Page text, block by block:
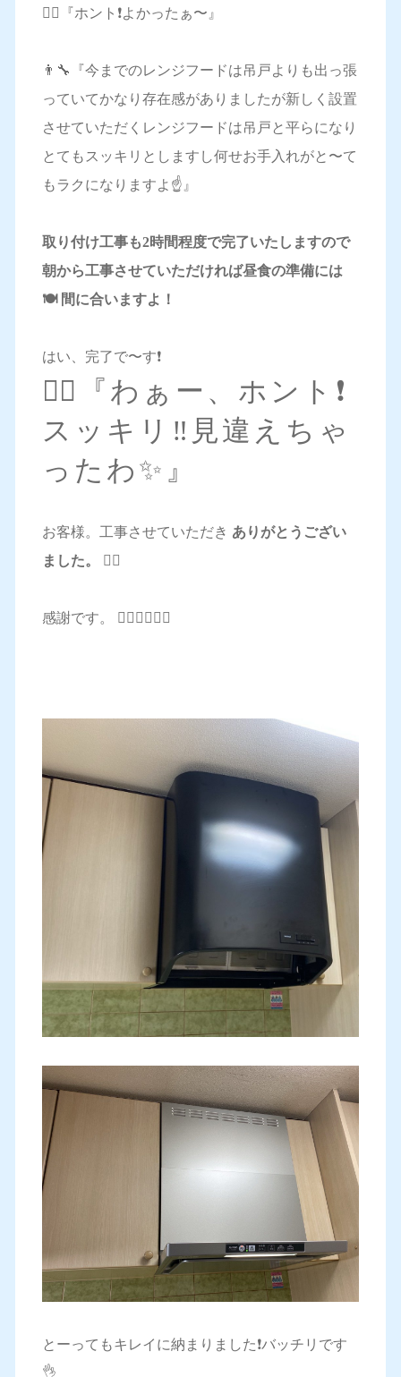
🙋‍♀️『ホント❗️よかったぁ〜』
👨‍🔧『今までのレンジフードは吊戸よりも出っ張
っていてかなり存在感がありましたが新しく設置
させていただくレンジフードは吊戸と平らになり
とてもスッキリとしますし何せお手入れがと〜て
もラクになりますよ☝️』
取り付け工事も2時間程度で完了いたしますので
朝から工事させていただければ昼食の準備には
🍽 間に合いますよ！
はい、完了で〜す❗️
🙋‍♀️『わぁー、ホント❗️
スッキリ‼️見違えちゃ
ったわ✨』
お客様。工事させていただき ありがとうござい
ました。 🙇‍♂️
感謝です。 🙇‍♂️🙇‍♂️🙇‍♂️
とーってもキレイに納まりました❗️バッチリです
👌